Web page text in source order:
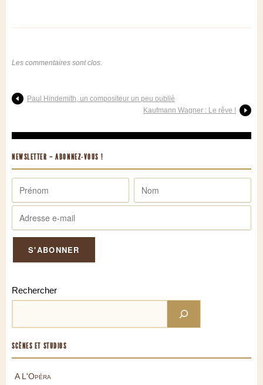
Les commentaires sont clos.
Paul Hindemith, un compositeur un peu oublié
Kaufmann Wagner : Le rêve !
NEWSLETTER – ABONNEZ-VOUS !
Rechercher
SCÈNES ET STUDIOS
A L'Opéra